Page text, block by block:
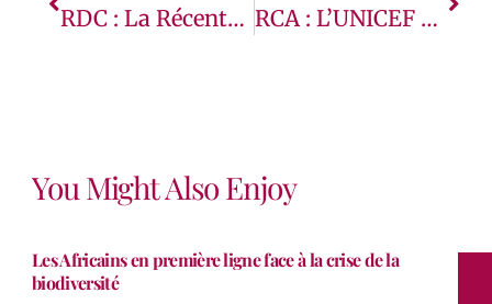
RDC : La Récente Flambée De Violence Dans La Province De L’Ituri Aggrave La Situation Déjà Désespérée Des Enfants (UNICEF) RCA : L’UNICEF Aide Des Dizaines De Milliers D’enfants Déplacés Par Les Violences
You Might Also Enjoy
Les Africains en première ligne face à la crise de la
biodiversité